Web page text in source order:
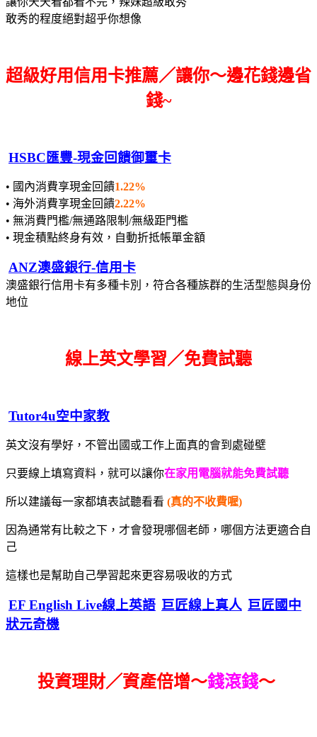
敢秀的程度絕對超乎你想像
超級好用信用卡推薦／讓你～邊花錢邊省
錢~
HSBC匯豐-現金回饋御璽卡
• 國內消費享現金回饋1.22%
• 海外消費享現金回饋2.22%
• 無消費門檻/無通路限制/無級距門檻
• 現金積點終身有效，自動折抵帳單金額
ANZ澳盛銀行-信用卡
澳盛銀行信用卡有多種卡別，符合各種族群的生活型態與身份
地位
線上英文學習／免費試聽
Tutor4u空中家教
英文沒有學好，不管出國或工作上面真的會到處碰壁
只要線上填寫資料，就可以讓你在家用電腦就能免費試聽
所以建議每一家都填表試聽看看 (真的不收費喔)
因為通常有比較之下，才會發現哪個老師，哪個方法更適合自
己
這樣也是幫助自己學習起來更容易吸收的方式
EF English Live線上英語 巨匠線上真人 巨匠國中
狀元奇機
投資理財／資產倍增～錢滾錢～